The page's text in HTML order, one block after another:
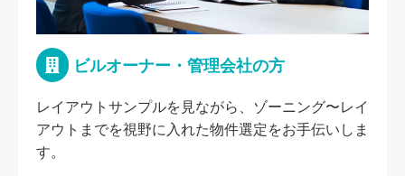
ビルオーナー・管理会社の方
レイアウトサンプルを見ながら、ゾーニング〜レイ
アウトまでを視野に入れた物件選定をお手伝いしま
す。